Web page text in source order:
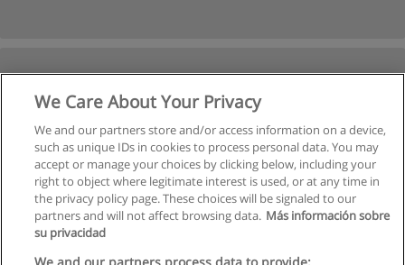
Suivant
de3
We Care About Your Privacy
We and our partners store and/or access information on a device,
such as unique IDs in cookies to process personal data. You may
accept or manage your choices by clicking below, including your
right to object where legitimate interest is used, or at any time in
the privacy policy page. These choices will be signaled to our
partners and will not affect browsing data. Más información sobre
su privacidad